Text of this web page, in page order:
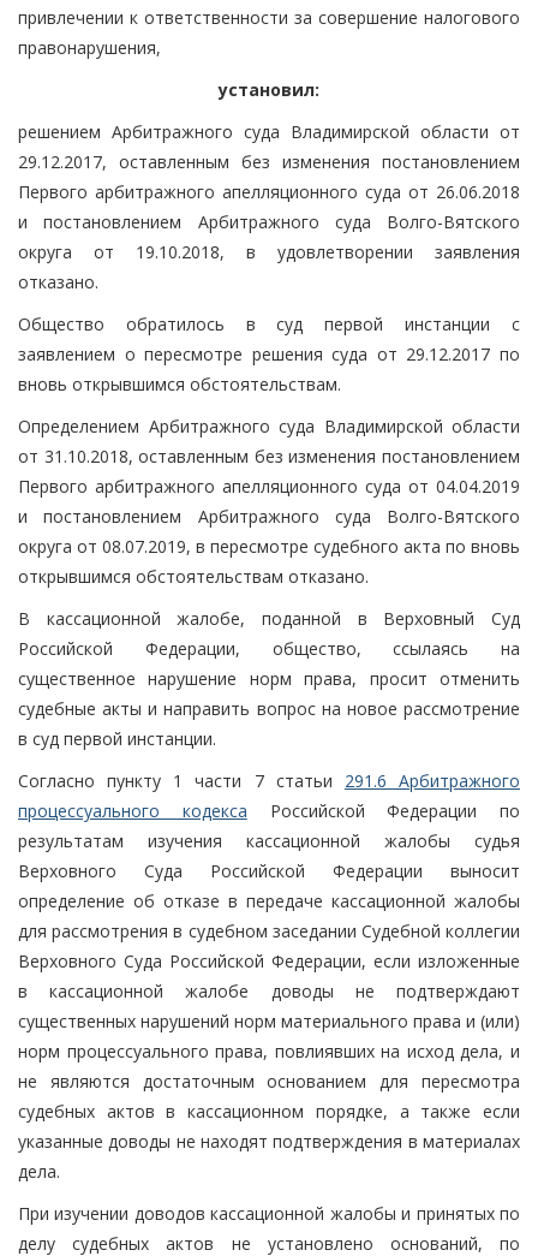
привлечении к ответственности за совершение налогового
правонарушения,
установил:
решением Арбитражного суда Владимирской области от
29.12.2017, оставленным без изменения постановлением
Первого арбитражного апелляционного суда от 26.06.2018
и постановлением Арбитражного суда Волго-Вятского
округа от 19.10.2018, в удовлетворении заявления
отказано.
Общество обратилось в суд первой инстанции с
заявлением о пересмотре решения суда от 29.12.2017 по
вновь открывшимся обстоятельствам.
Определением Арбитражного суда Владимирской области
от 31.10.2018, оставленным без изменения постановлением
Первого арбитражного апелляционного суда от 04.04.2019
и постановлением Арбитражного суда Волго-Вятского
округа от 08.07.2019, в пересмотре судебного акта по вновь
открывшимся обстоятельствам отказано.
В кассационной жалобе, поданной в Верховный Суд
Российской Федерации, общество, ссылаясь на
существенное нарушение норм права, просит отменить
судебные акты и направить вопрос на новое рассмотрение
в суд первой инстанции.
Согласно пункту 1 части 7 статьи 291.6 Арбитражного
процессуального кодекса Российской Федерации по
результатам изучения кассационной жалобы судья
Верховного Суда Российской Федерации выносит
определение об отказе в передаче кассационной жалобы
для рассмотрения в судебном заседании Судебной коллегии
Верховного Суда Российской Федерации, если изложенные
в кассационной жалобе доводы не подтверждают
существенных нарушений норм материального права и (или)
норм процессуального права, повлиявших на исход дела, и
не являются достаточным основанием для пересмотра
судебных актов в кассационном порядке, а также если
указанные доводы не находят подтверждения в материалах
дела.
При изучении доводов кассационной жалобы и принятых по
делу судебных актов не установлено оснований, по